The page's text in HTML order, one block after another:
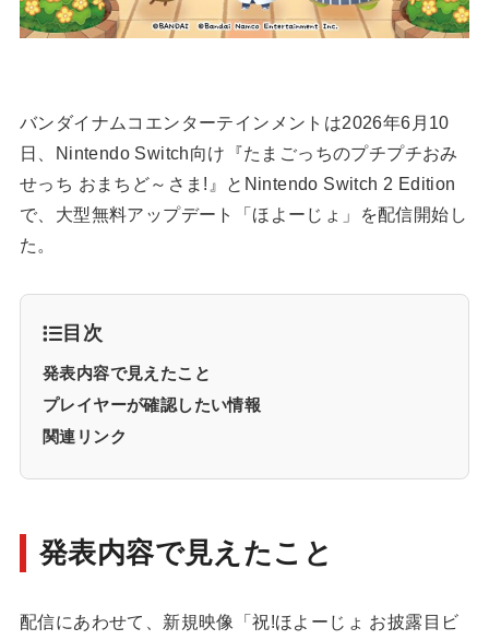
バンダイナムコエンターテインメントは2026年6月10
日、Nintendo Switch向け『たまごっちのプチプチおみ
せっち おまちど～さま!』とNintendo Switch 2 Edition
で、大型無料アップデート「ほよーじょ」を配信開始し
た。
目次
発表内容で見えたこと
プレイヤーが確認したい情報
関連リンク
発表内容で見えたこと
配信にあわせて、新規映像「祝!ほよーじょ お披露目ビ